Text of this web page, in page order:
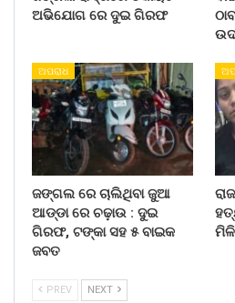
ଅଭିଯୋଗ ରେ ଦୁଇ ଗିରଫ
ଅପରାଧ
ଜଙ୍ଗଲ ରେ ଚାଲିଥିବା ଜୁଆ
ଆଡ୍ଡା ରେ ଚଢ଼ାଉ : ଦୁଇ
ଗିରଫ, ଟଙ୍କା ସହ ୫ ବାଇକ
ଜବତ
PREV NEXT